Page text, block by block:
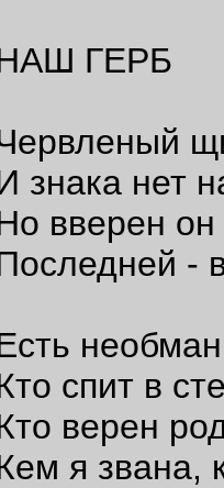
ГЕРБ
знака нет
вверен он
-
спит в
верен
я звана,